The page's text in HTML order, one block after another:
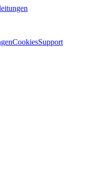
CookiesSupport